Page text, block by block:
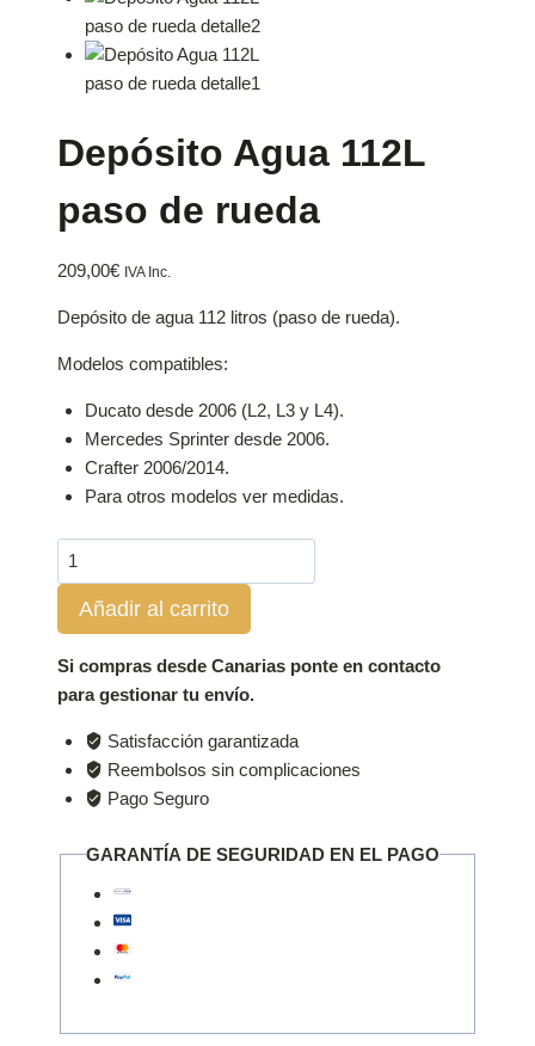
Depósito Agua 112L
paso de rueda
209,00€ IVA Inc.
Depósito de agua 112 litros (paso de rueda).
Modelos compatibles:
Ducato desde 2006 (L2, L3 y L4).
Mercedes Sprinter desde 2006.
Crafter 2006/2014.
Para otros modelos ver medidas.
Depósito
Agua
112L
paso
de
rueda
Añadir al carrito
Si compras desde Canarias ponte en contacto
para gestionar tu envío.
Satisfacción garantizada
Reembolsos sin complicaciones
Pago Seguro
GARANTÍA DE SEGURIDAD EN EL PAGO